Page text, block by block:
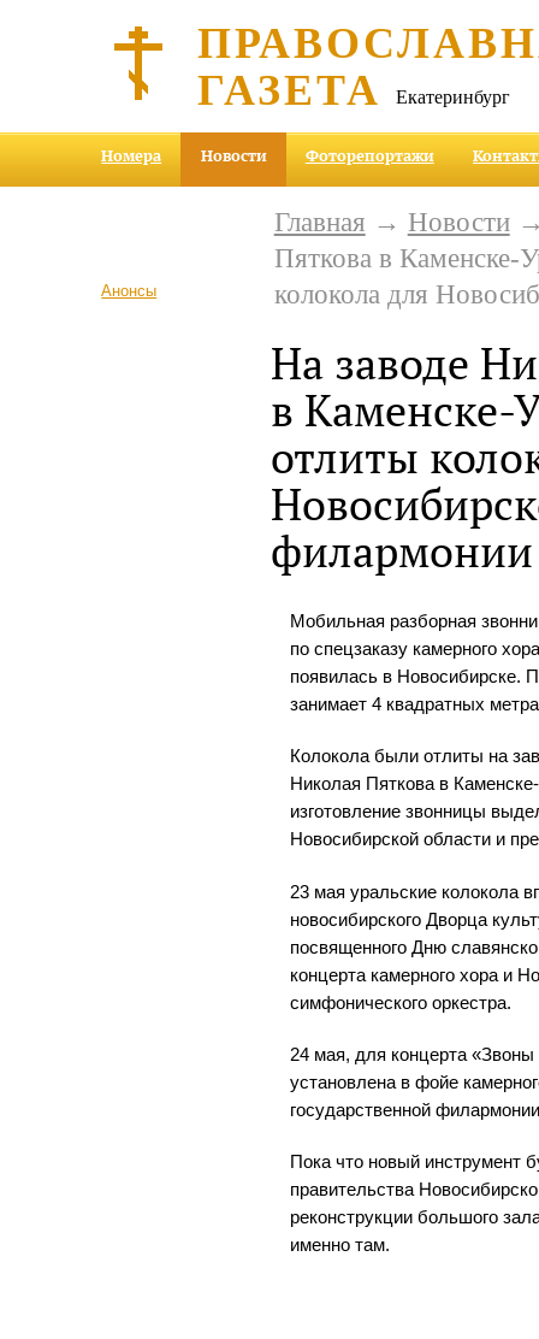
ГАЗЕТА Екатеринбург
Номера Новости Фоторепортажи
Анонсы
Главная → Новости→
Пяткова в Каменске-
колокола для
На заводе
в Каменске-
отлиты
филармонии
Мобильная разборная
по спецзаказу камерного
появилась в Новосибирске.
занимает 4 квадратных
Колокола были отлиты на
Николая Пяткова в
изготовление звонницы
Новосибирской области и
23 мая уральские колокола
новосибирского Дворца
посвященного Дню
концерта камерного хора и
симфонического оркестра.
24 мая, для концерта
установлена в фойе
государственной
Пока что новый инструмент
правительства
реконструкции большого
именно там.